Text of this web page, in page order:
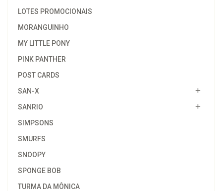
LOTES PROMOCIONAIS
MORANGUINHO
MY LITTLE PONY
PINK PANTHER
POST CARDS
SAN-X
SANRIO
SIMPSONS
SMURFS
SNOOPY
SPONGE BOB
TURMA DA MÔNICA